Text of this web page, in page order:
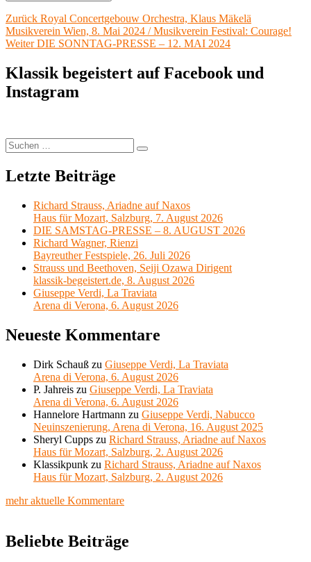
Beitragsnavigation
Zurück Vorheriger
Beitrag:
Royal Concertgebouw Orchestra, Klaus Mäkelä
Musikverein Wien, 8. Mai 2024 / Musikverein Festival: Courage!
Weiter Nächster
DIE SONNTAG-PRESSE – 12. MAI 2024
Klassik begeistert auf Facebook und
Instagram
Suchen
nach:
Suchen
Letzte Beiträge
Richard Strauss, Ariadne auf Naxos
Haus für Mozart, Salzburg, 7. August 2026
DIE SAMSTAG-PRESSE – 8. AUGUST 2026
Richard Wagner, Rienzi
Bayreuther Festspiele, 26. Juli 2026
Strauss und Beethoven, Seiji Ozawa Dirigent
klassik-begeistert.de, 8. August 2026
Giuseppe Verdi, La Traviata
Arena di Verona, 6. August 2026
Neueste Kommentare
Dirk Schauß zu Giuseppe Verdi, La Traviata
Arena di Verona, 6. August 2026
P. Jahreis zu Giuseppe Verdi, La Traviata
Arena di Verona, 6. August 2026
Hannelore Hartmann zu Giuseppe Verdi, Nabucco
Neuinszenierung, Arena di Verona, 16. August 2025
Sheryl Cupps zu Richard Strauss, Ariadne auf Naxos
Haus für Mozart, Salzburg, 2. August 2026
Klassikpunk zu Richard Strauss, Ariadne auf Naxos
Haus für Mozart, Salzburg, 2. August 2026
mehr aktuelle Kommentare
Beliebte Beiträge